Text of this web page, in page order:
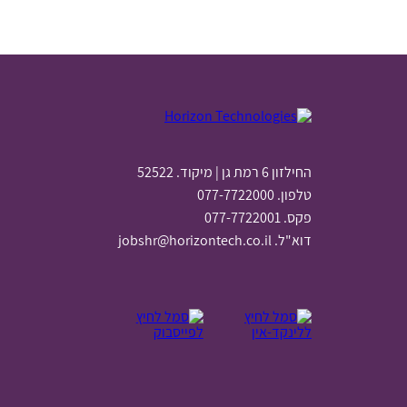
החילזון 6 רמת גן | מיקוד. 52522
טלפון. 077-7722000
פקס. 077-7722001
דוא"ל.jobshr@horizontech.co.il